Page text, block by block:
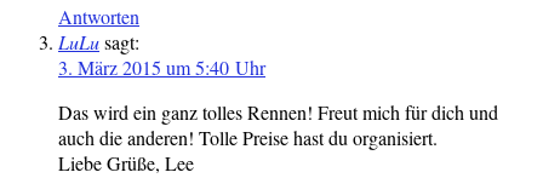
Antworten
LuLusagt:
3. März 2015 um 5:40 Uhr
Das wird ein ganz tolles Rennen! Freut mich für dich und
auch die anderen! Tolle Preise hast du organisiert.
Liebe Grüße, Lee